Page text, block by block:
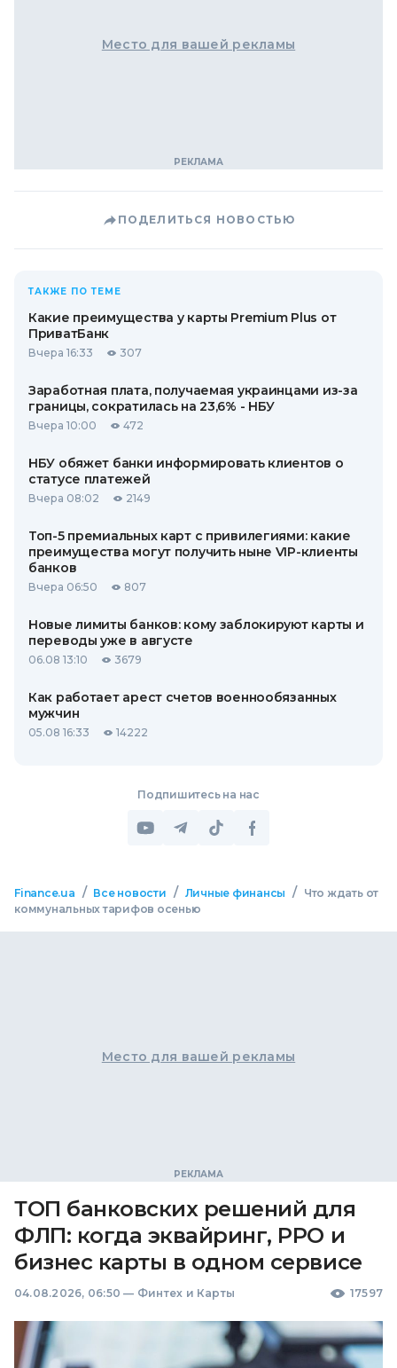
Место для вашей рекламы
ПОДЕЛИТЬСЯ НОВОСТЬЮ
ТАКЖЕ ПО ТЕМЕ
Какие преимущества у карты Premium Plus от
ПриватБанк
Вчера 16:33 307
Заработная плата, получаемая украинцами из-за
границы, сократилась на 23,6% - НБУ
Вчера 10:00 472
НБУ обяжет банки информировать клиентов о
статусе платежей
Вчера 08:02 2149
Топ-5 премиальных карт с привилегиями: какие
преимущества могут получить ныне VIP-клиенты
банков
Вчера 06:50 807
Новые лимиты банков: кому заблокируют карты и
переводы уже в августе
06.08 13:10 3679
Как работает арест счетов военнообязанных
мужчин
05.08 16:33 14222
Подпишитесь на нас
Finance.ua / Все новости / Личные финансы /
Что ждать от
коммунальных тарифов осенью
Место для вашей рекламы
ТОП банковских решений для
ФЛП: когда эквайринг, РРО и
бизнес карты в одном сервисе
04.08.2026, 06:50 — Финтех и Карты 17597